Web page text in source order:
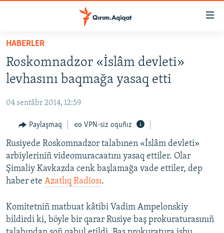
Esas
qaytmaq
Baş
qaytmaq
qaytmaq
HABERLER
SİYASET
CEMİYET
MEDENİYET
İNSAN AQLARI
VİDEO
SÜRET
FİKİR
HABERLER
Roskomnadzor «İslâm devleti»
levhasını baqmağa yasaq etti
04 sentâbr 2014, 12:59
Paylaşmaq VPN-siz oquñız
Rusiyede Roskomnadzor talabınen «İslâm devleti»
arbiyleriniñ videomuracaatını yasaq ettiler. Olar
Şimaliy Kavkazda cenk başlamağa vade ettiler, dep
haber ete Azatlıq Radiosı.
Komitetniñ matbuat kâtibi Vadim Ampelonskiy
bildirdi ki, böyle bir qarar Rusiye baş prokuraturasınıñ